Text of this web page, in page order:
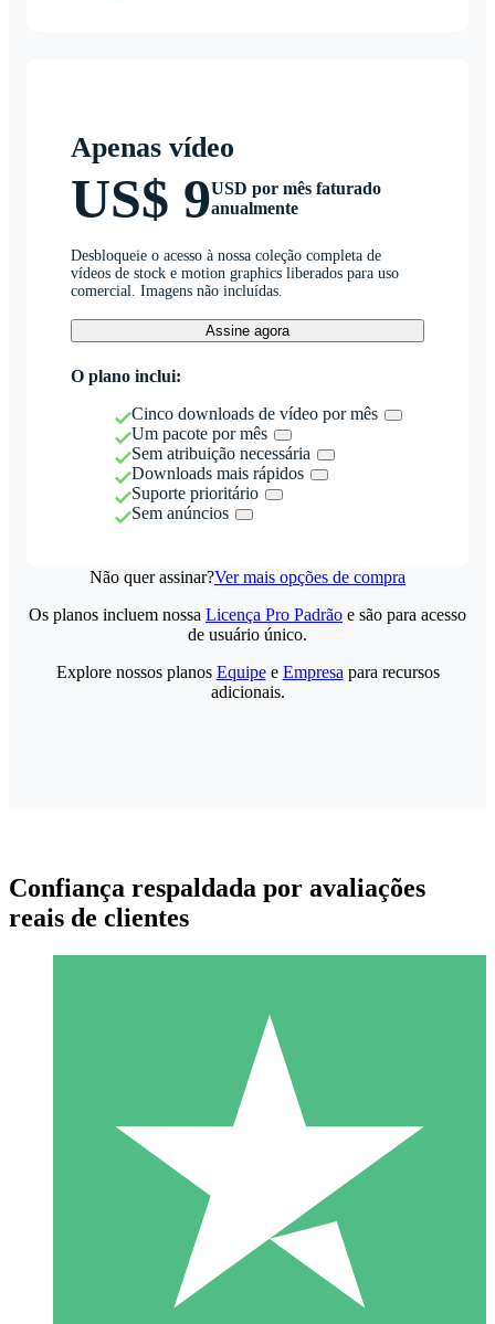
Apenas vídeo
US$ 9USD por mês faturado
anualmente
Desbloqueie o acesso à nossa coleção completa de
vídeos de stock e motion graphics liberados para uso
comercial. Imagens não incluídas.
Assine agora
O plano inclui:
Cinco downloads de vídeo por mês
Um pacote por mês
Sem atribuição necessária
Downloads mais rápidos
Suporte prioritário
Sem anúncios
Não quer assinar?Ver mais opções de compra
Pacotes de Créditos Individuais
Pague conforme o uso com créditos de download. Sem
1000
Os planos incluem nossa Licença Pro Padrão e são para acesso
de usuário único.
Explore nossos planos Equipee Empresa para recursos
adicionais.
Confiança respaldada por avaliações
reais de clientes